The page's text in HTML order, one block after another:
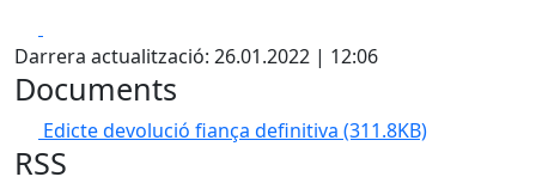
Darrera actualització: 26.01.2022 | 12:06
Documents
Edicte devolució fiança definitiva (311.8KB)
RSS